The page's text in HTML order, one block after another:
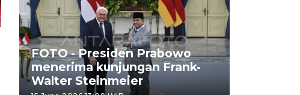
FOTO - Presiden Prabowo
menerima kunjungan Frank-
Walter Steinmeier